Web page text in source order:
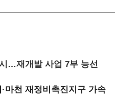
…재개발 사업 7부 능선
마천 재정비촉진지구 가속